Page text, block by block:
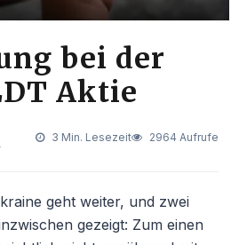
bei der
Aktie
3 Min. Lesezeit 2964 Aufrufe
geht weiter, und zwei
gezeigt: Zum einen